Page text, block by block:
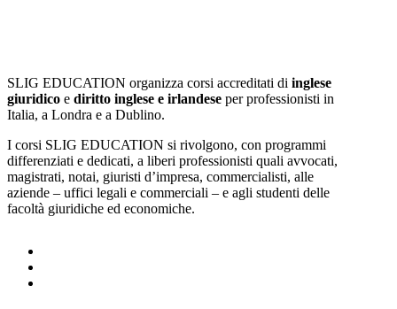
SLIG EDUCATION organizza corsi accreditati di inglese
giuridico e diritto inglese e irlandese per professionisti in
Italia, a Londra e a Dublino.
I corsi SLIG EDUCATION si rivolgono, con programmi
differenziati e dedicati, a liberi professionisti quali avvocati,
magistrati, notai, giuristi d’impresa, commercialisti, alle
aziende – uffici legali e commerciali – e agli studenti delle
facoltà giuridiche ed economiche.